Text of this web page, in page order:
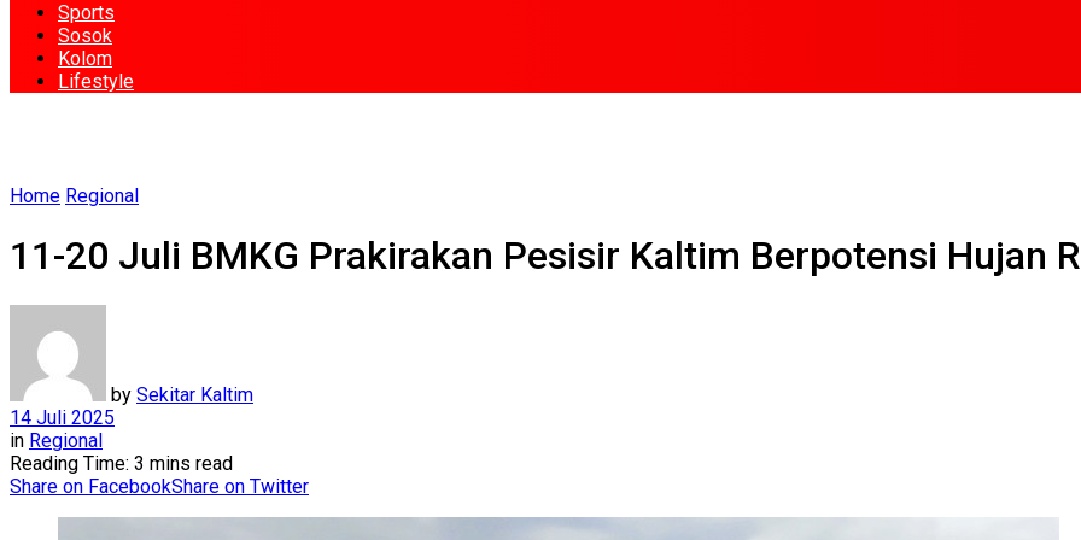
Sports
Sosok
Kolom
Lifestyle
Home Regional
11-20 Juli BMKG Prakirakan Pesisir Kaltim Berpotensi Hujan
by Sekitar Kaltim
14 Juli 2025
in Regional
Reading Time: 3 mins read
Share on FacebookShare on Twitter